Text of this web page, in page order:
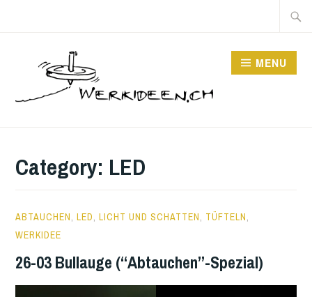
MENU
Category: LED
2
AUGUST
ABTAUCHEN,LED,LICHT UND SCHATTEN, TÜFTELN,
WERKIDEE
26-03 Bullauge (“Abtauchen”-Spezial)